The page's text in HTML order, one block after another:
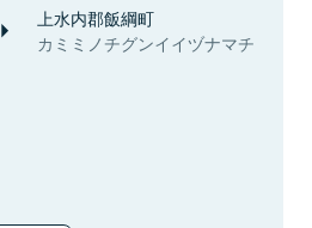
上水内郡飯綱町
カミミノチグンイイヅナマチ